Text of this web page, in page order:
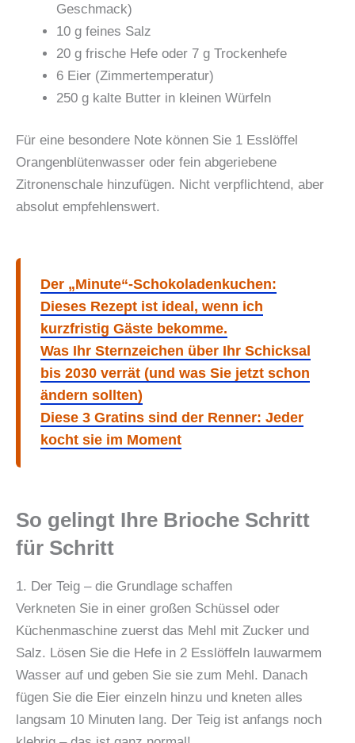
Geschmack)
10 g feines Salz
20 g frische Hefe oder 7 g Trockenhefe
6 Eier (Zimmertemperatur)
250 g kalte Butter in kleinen Würfeln
Für eine besondere Note können Sie 1 Esslöffel
Orangenblütenwasser oder fein abgeriebene
Zitronenschale hinzufügen. Nicht verpflichtend, aber
absolut empfehlenswert.
Der „Minute“-Schokoladenkuchen:
Dieses Rezept ist ideal, wenn ich
kurzfristig Gäste bekomme.
Was Ihr Sternzeichen über Ihr Schicksal
bis 2030 verrät (und was Sie jetzt schon
ändern sollten)
Diese 3 Gratins sind der Renner: Jeder
kocht sie im Moment
So gelingt Ihre Brioche Schritt
für Schritt
1. Der Teig – die Grundlage schaffen
Verkneten Sie in einer großen Schüssel oder
Küchenmaschine zuerst das Mehl mit Zucker und
Salz. Lösen Sie die Hefe in 2 Esslöffeln lauwarmem
Wasser auf und geben Sie sie zum Mehl. Danach
fügen Sie die Eier einzeln hinzu und kneten alles
langsam 10 Minuten lang. Der Teig ist anfangs noch